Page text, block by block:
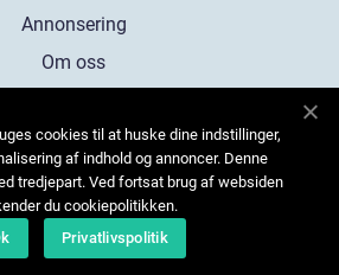
Annonsering
Om oss
Kontakta oss
Sitemap
cookies til at huske dine indstillinger,
af indhold og annoncer. Denne
tredjepart. Ved fortsat brug af websiden
du cookiepolitikken.
Privatlivspolitik